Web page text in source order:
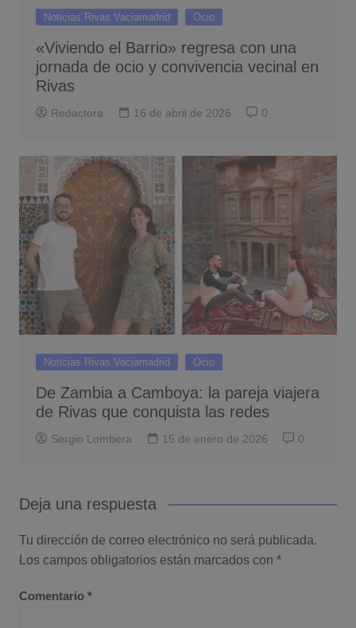
Noticias Rivas Vaciamadrid Ocio
«Viviendo el Barrio» regresa con una
jornada de ocio y convivencia vecinal en
Rivas
Redactora 16 de abril de 2026 0
Noticias Rivas Vaciamadrid Ocio
De Zambia a Camboya: la pareja viajera
de Rivas que conquista las redes
Sergio Lombera 15 de enero de 2026 0
Deja una respuesta
Tu dirección de correo electrónico no será publicada.
Los campos obligatorios están marcados con *
Comentario *